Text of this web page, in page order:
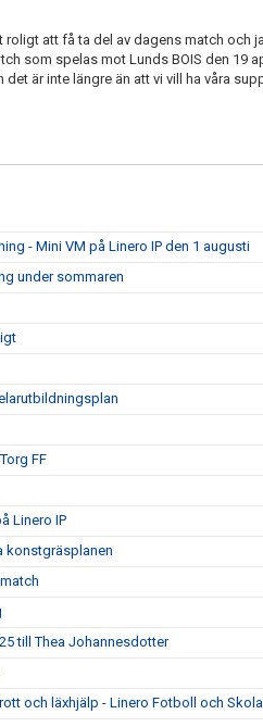
roligt att få ta del av dagens match och
som spelas mot Lunds BOIS den 19
det är inte längre än att vi vill ha våra
- Mini VM på Linero IP den 1 augusti
under sommaren
FF
Linero IP
konstgräsplanen
till Thea Johannesdotter
och läxhjälp - Linero Fotboll och Skola